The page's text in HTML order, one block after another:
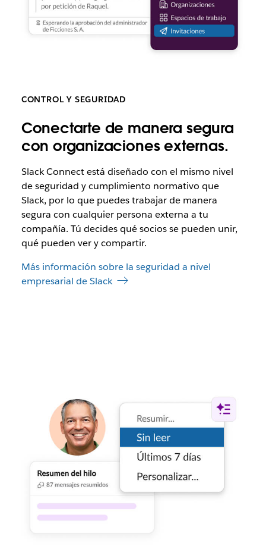
CONTROL Y SEGURIDAD
Conectarte de manera segura
con organizaciones externas.
SlackConnect está diseñado con el mismo nivel
de seguridad y cumplimiento normativo que
Slack, por lo que puedes trabajar de manera
segura con cualquier persona externa a tu
compañía. Tú decides qué socios se pueden unir,
qué pueden ver y compartir.
Más información sobre la seguridad a nivel
empresarial de Slack